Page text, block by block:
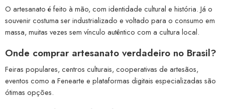
O artesanato é feito à mão, com identidade cultural e história. Já o
souvenir costuma ser industrializado e voltado para o consumo em
massa, muitas vezes sem vínculo autêntico com a cultura local.
Onde comprar artesanato verdadeiro no Brasil?
Feiras populares, centros culturais, cooperativas de artesãos,
eventos como a Fenearte e plataformas digitais especializadas são
ótimas opções.